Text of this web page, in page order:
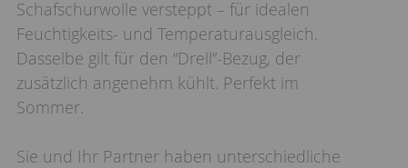
Schafschurwolle versteppt – für idealen
Feuchtigkeits- und Temperaturausgleich.
Dasselbe gilt für den “Drell”-Bezug, der
zusätzlich angenehm kühlt. Perfekt im
Sommer.
Sie und Ihr Partner haben unterschiedliche